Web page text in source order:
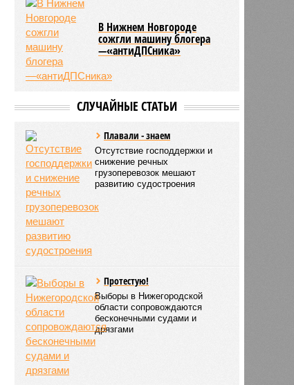
В Нижнем Новгороде
сожгли машину блогера
—«антиДПСника»
СЛУЧАЙНЫЕ СТАТЬИ
Плавали - знаем
Отсутствие господдержки и
снижение речных
грузоперевозок мешают
развитию судостроения
Протестую!
Выборы в Нижегородской
области сопровождаются
бесконечными судами и
дрязгами